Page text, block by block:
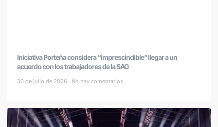
Iniciativa Porteña considera “imprescindible” llegar a un
acuerdo con los trabajadores de la SAG
30 de julio de 2026 No hay comentarios